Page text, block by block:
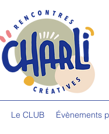
Le CLUB Évènements